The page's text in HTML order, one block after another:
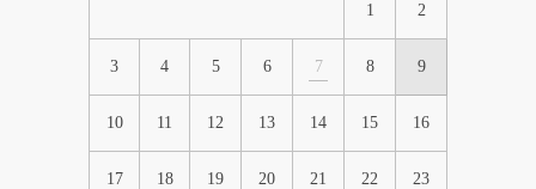
1 2
3 4 5 6 7 8 9
10 11 12 13 14 15 16
17 18 19 20 21 22 23